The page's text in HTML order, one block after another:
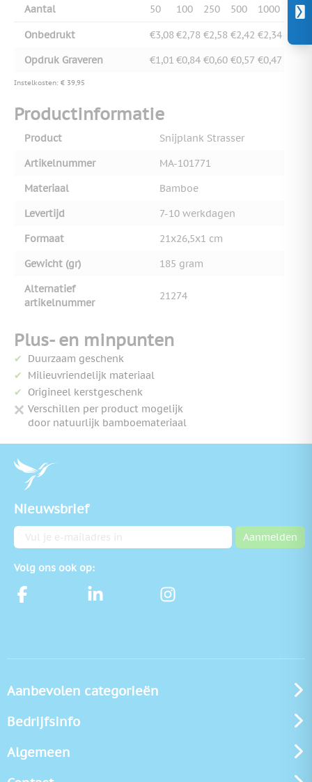
Aantal 50 100 250 500 1000
Onbedrukt €3,08 €2,78 €2,58 €2,42 €2,34
Opdruk Graveren
€1,01 €0,84 €0,60 €0,57 €0,47
Instelkosten: € 39,95
Productinformatie
Product
Snijplank Strasser
Artikelnummer
MA-101771
Materiaal
Bamboe
Levertijd
7-10 werkdagen
Formaat
21x26,5x1 cm
Gewicht (gr)
185 gram
Alternatief
artikelnummer
21274
Plus- en minpunten
Duurzaam geschenk
Milieuvriendelijk materiaal
Origineel kerstgeschenk
Verschillen per product mogelijk
door natuurlijk bamboemateriaal
Nieuwsbrief
E-mailadres Aanmelden
Volg ons ook op:
Aanbevolen categorieën
Bedrijfsinfo
Algemeen